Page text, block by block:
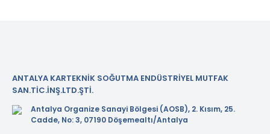
ANTALYA KARTEKNİK SOĞUTMA ENDÜSTRİYEL MUTFAK
SAN.TİC.İNŞ.LTD.ŞTİ.
Antalya Organize Sanayi Bölgesi (AOSB), 2. Kısım, 25.
Cadde, No: 3, 07190 Döşemealtı/Antalya